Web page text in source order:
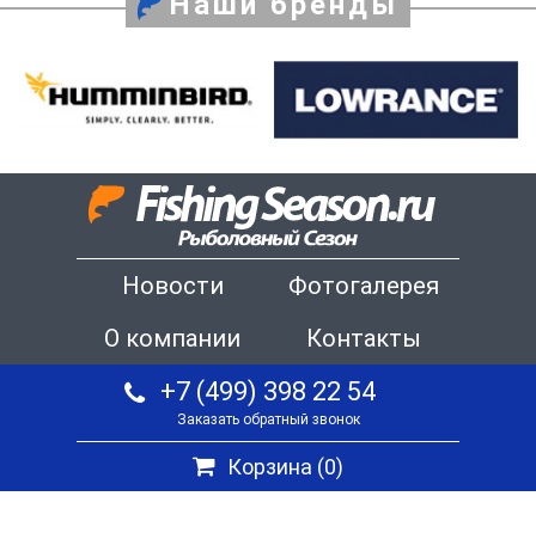
Новости
Фотогалерея
О компании
Контакты
+7 (499) 398 22 54
Заказать обратный звонок
Корзина (0)